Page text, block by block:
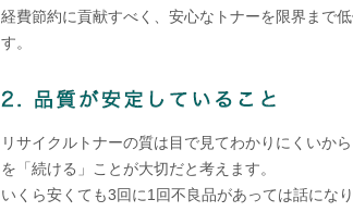
経費節約に貢献すべく、安心なトナーを限界まで
す。
リサイクルトナーの質は目で見てわかりにくいか
を「続ける」ことが大切だと考えます。
いくら安くても3回に1回不良品があっては話になり